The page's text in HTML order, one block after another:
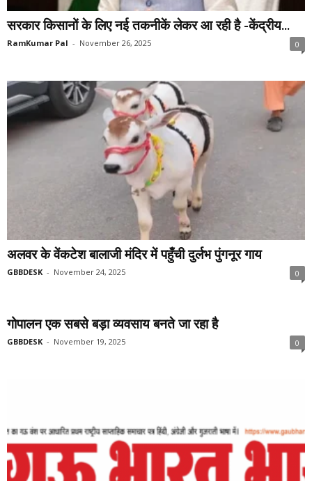
सरकार किसानों के लिए नई तकनीकें लेकर आ रही है -केंद्रीय...
RamKumar Pal - November 26, 2025 0
अलवर के वेंकटेश बालाजी मंदिर में पहुँची दुर्लभ पुंगनूर गाय
GBBDESK - November 24, 2025 0
गोपालन एक सबसे बड़ा व्यवसाय बनते जा रहा है
GBBDESK - November 19, 2025 0